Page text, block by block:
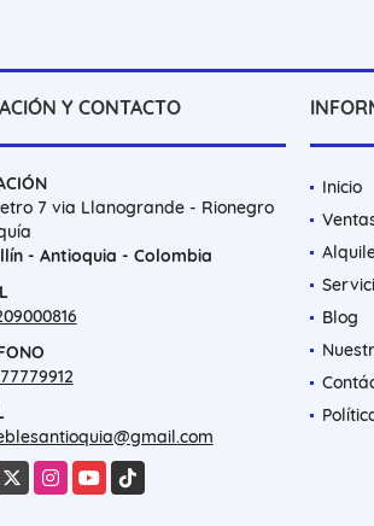
Y CONTACTO
7 via Llanogrande - Rionegro
- Antioquia - Colombia
X InstagramYouTubeTikTok
Inicio
Blog